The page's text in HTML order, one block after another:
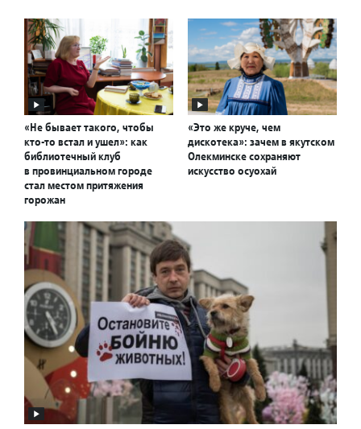
«Не бывает такого, чтобы
кто-то встал и ушел»: как
библиотечный клуб
в провинциальном городе
стал местом притяжения
горожан
«Это же круче, чем
дискотека»: зачем в якутском
Олекминске сохраняют
искусство осуохай